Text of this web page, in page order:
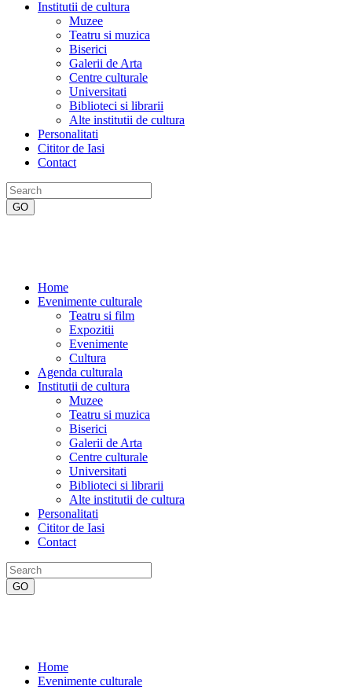
Institutii de cultura
Muzee
Teatru si muzica
Biserici
Galerii de Arta
Centre culturale
Universitati
Biblioteci si librarii
Alte institutii de cultura
Personalitati
Cititor de Iasi
Contact
Home
Evenimente culturale
Teatru si film
Expozitii
Evenimente
Cultura
Agenda culturala
Institutii de cultura
Muzee
Teatru si muzica
Biserici
Galerii de Arta
Centre culturale
Universitati
Biblioteci si librarii
Alte institutii de cultura
Personalitati
Cititor de Iasi
Contact
Home
Evenimente culturale